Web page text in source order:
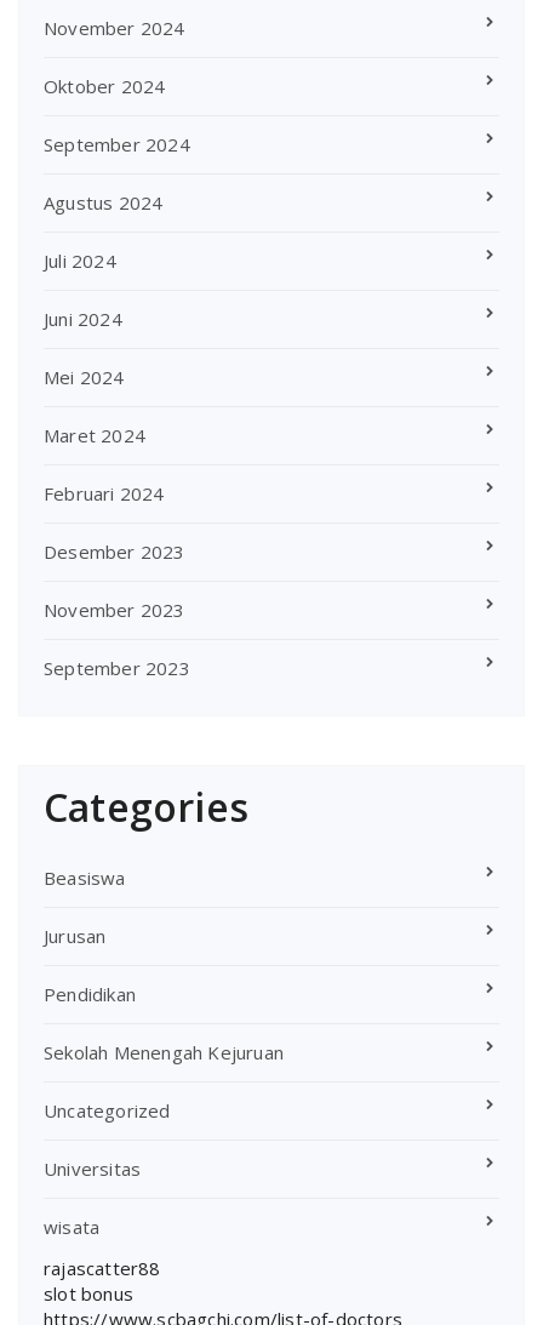
November 2024
Oktober 2024
September 2024
Agustus 2024
Juli 2024
Juni 2024
Mei 2024
Maret 2024
Februari 2024
Desember 2023
November 2023
September 2023
Categories
Beasiswa
Jurusan
Pendidikan
Sekolah Menengah Kejuruan
Uncategorized
Universitas
wisata
rajascatter88
slot bonus
https://www.scbagchi.com/list-of-doctors